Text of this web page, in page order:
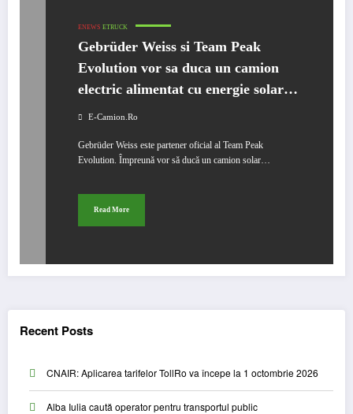
ENEWS ETRUCK
Gebrüder Weiss si Team Peak
Evolution vor sa duca un camion
electric alimentat cu energie solară
pe cel mai înalt vulcan din lume
E-Camion.ro
Gebrüder Weiss este partener oficial al Team Peak
Evolution. Împreună vor să ducă un camion solar…
Read More
Recent Posts
CNAIR: Aplicarea tarifelor TollRo va începe la 1 octombrie 2026
Alba Iulia caută operator pentru transportul public